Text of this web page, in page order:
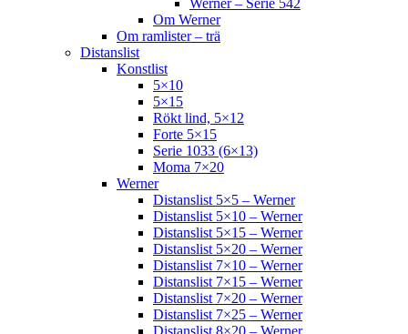
Werner – Serie 542
Om Werner
Om ramlister – trä
Distanslist
Konstlist
5×10
5×15
Rökt lind, 5×12
Forte 5×15
Serie 1033 (6×13)
Moma 7×20
Werner
Distanslist 5×5 – Werner
Distanslist 5×10 – Werner
Distanslist 5×15 – Werner
Distanslist 5×20 – Werner
Distanslist 7×10 – Werner
Distanslist 7×15 – Werner
Distanslist 7×20 – Werner
Distanslist 7×25 – Werner
Distanslist 8×20 – Werner